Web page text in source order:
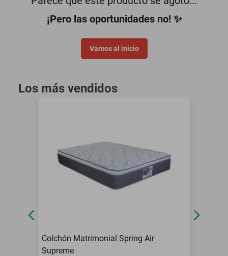
¡Pero las oportunidades no! ✨
Vamos al inicio
Los más vendidos
Colchón Matrimonial Spring Air
Supreme
minisplit